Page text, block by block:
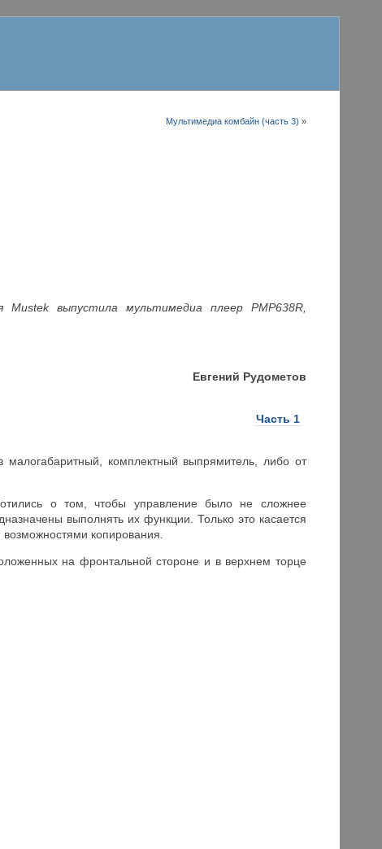
Мультимедиа комбайн (часть 3) »
выпустила мультимедиа плеер PMP638R,
Евгений Рудометов
Часть 1
малогабаритный, комплектный выпрямитель, либо от
о том, чтобы управление было не сложнее
выполнять их функции. Только это касается
копирования.
на фронтальной стороне и в верхнем торце